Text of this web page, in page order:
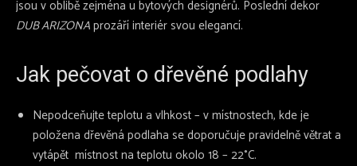
jsou v oblibě zejména u bytových designérů. Poslední dekor
DUB ARIZONAprozáří interiér svou elegancí.
Jak pečovat o dřevěné podlahy
Nepodceňujte teplotu a vlhkost – v místnostech, kde je
položena dřevěná podlaha se doporučuje pravidelně větrat a
vytápět místnost na teplotu okolo 18 – 22°C.